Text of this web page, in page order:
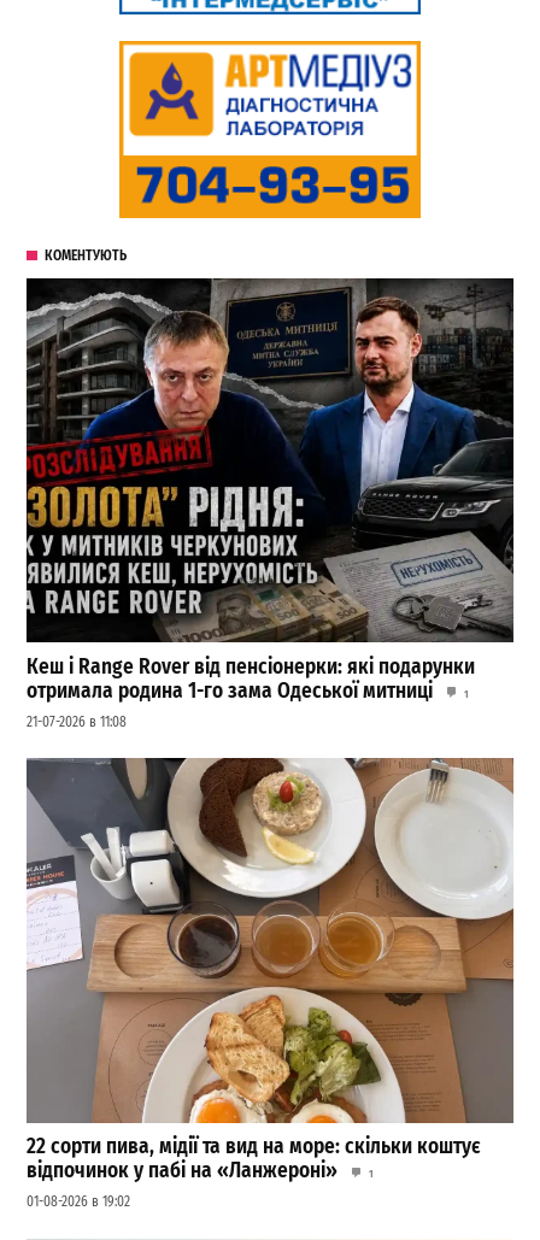
КОМЕНТУЮТЬ
Кеш і Range Rover від пенсіонерки: які подарунки
отримала родина 1-го зама Одеської митниці
1
21-07-2026 в 11:08
22 сорти пива, мідії та вид на море: скільки коштує
відпочинок у пабі на «Ланжероні»
1
01-08-2026 в 19:02